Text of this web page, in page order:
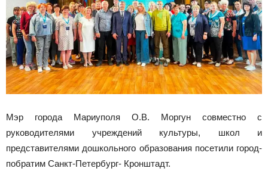
Мэр города Мариуполя О.В. Моргун совместно с
руководителями учреждений культуры, школ и
представителями дошкольного образования посетили город-
побратим Санкт-Петербург- Кронштадт.